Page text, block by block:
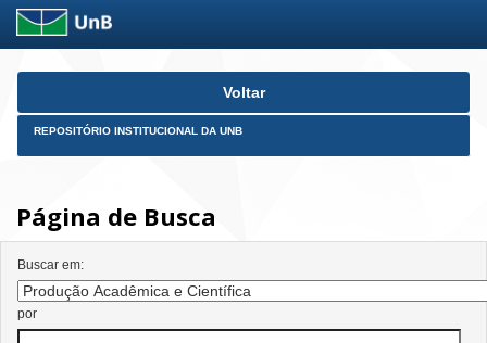
Skip
Voltar
REPOSITÓRIO INSTITUCIONAL DA UNB
Página de Busca
Buscar em:
por